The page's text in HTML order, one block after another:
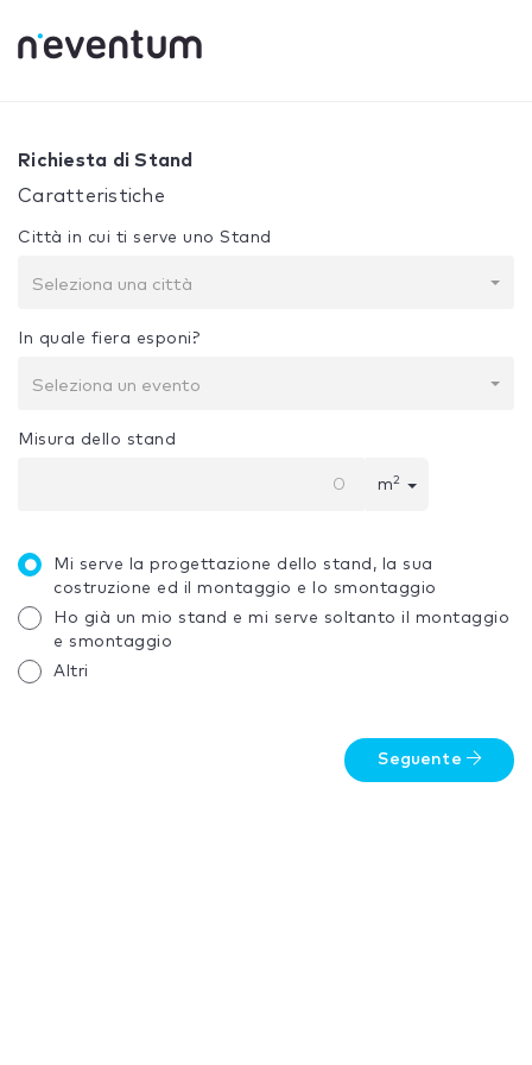
La tua selezione:
Richiesta di Stand
Caratteristiche
Città in cui ti serve uno Stand
Seleziona una città
In quale fiera esponi?
Seleziona un evento
Misura dello stand
m2
Mi serve la progettazione dello stand, la sua
costruzione ed il montaggio e lo smontaggio
Ho già un mio stand e mi serve soltanto il montaggio
e smontaggio
Altri
Seguente